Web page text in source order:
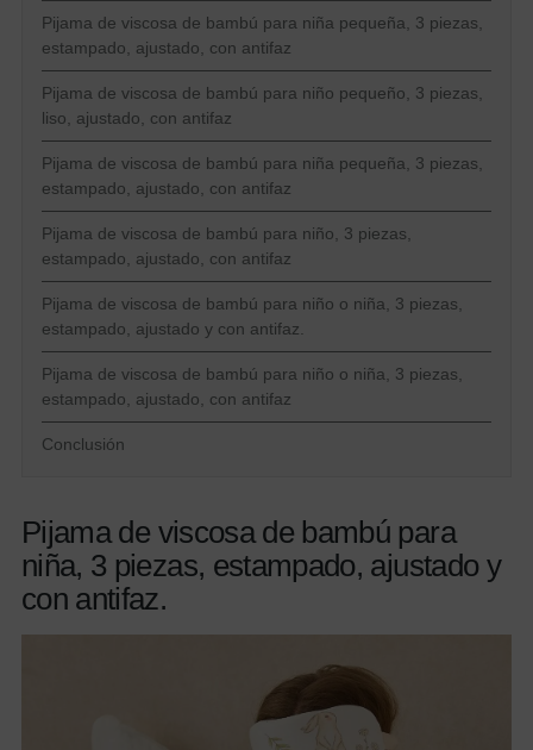
Pijama de viscosa de bambú para niña pequeña, 3 piezas,
estampado, ajustado, con antifaz
Pijama de viscosa de bambú para niño pequeño, 3 piezas,
liso, ajustado, con antifaz
Pijama de viscosa de bambú para niña pequeña, 3 piezas,
estampado, ajustado, con antifaz
Pijama de viscosa de bambú para niño, 3 piezas,
estampado, ajustado, con antifaz
Pijama de viscosa de bambú para niño o niña, 3 piezas,
estampado, ajustado y con antifaz.
Pijama de viscosa de bambú para niño o niña, 3 piezas,
estampado, ajustado, con antifaz
Conclusión
Pijama de viscosa de bambú para
niña, 3 piezas, estampado, ajustado y
con antifaz.